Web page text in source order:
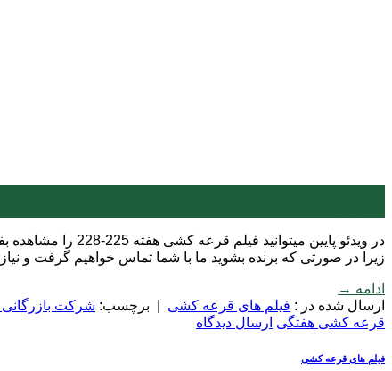
در ویدئو پایین
زیرا در صورتی که برنده بشوید ما با شما تماس خواهیم گرفت و
ادامه →
ارسال شده در : فیلم های قرعه کشی برچسب: شرکت بازرگانی
قرعه کشی هفتگی ارسال دیدگاه
فیلم های قرعه کشی